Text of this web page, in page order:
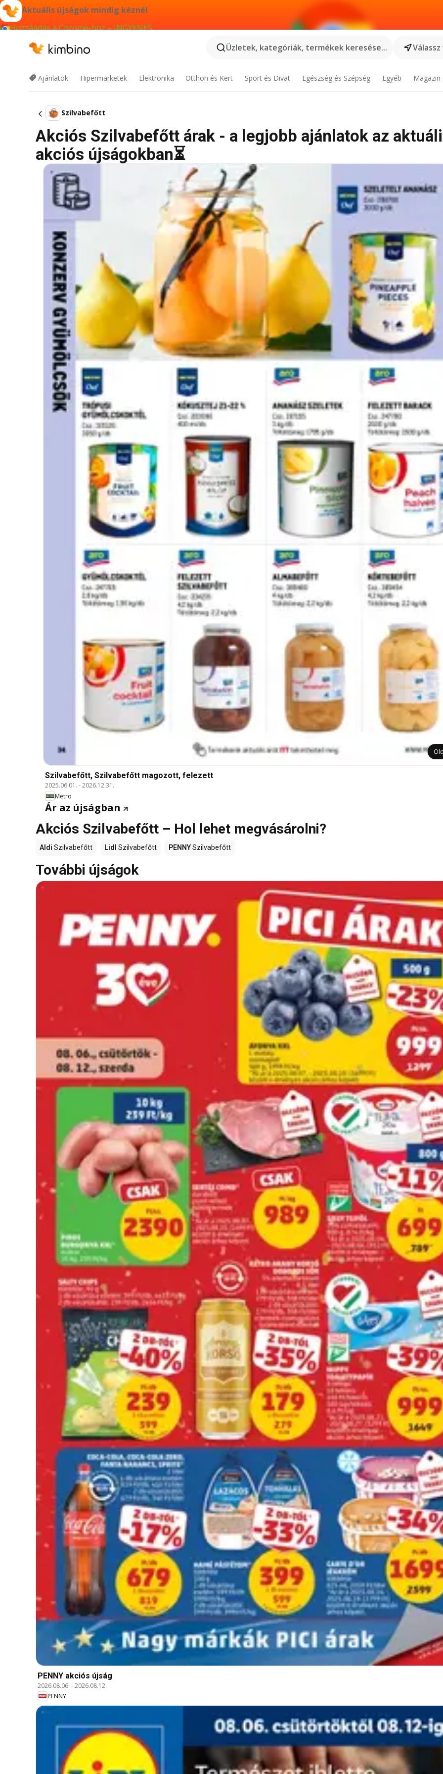
Aktuális újságok mindig kéznél
Hozzáadás a Chrome-hoz – INGYENES
Üzletek, kategóriák, termékek keresése...
Ajánlatok Hipermarketek Elektronika Otthon és Kert Sport és Divat Egészség és Szépség Egyéb Magazin
Szilvabefőtt
Akciós Szilvabefőtt árak - a legjobb ajánlatok az
akciós újságokban⏳
Szilvabefőtt, Szilvabefőtt magozott, felezett
2025.06.01. -2026.12.31.
Metro
Ár az újságban
Akciós Szilvabefőtt – Hol lehet megvásárolni?
Aldi Szilvabefőtt Lidl Szilvabefőtt PENNYSzilvabefőtt
További újságok
PENNY akciós újság
2026.08.06. -2026.08.12.
PENNY